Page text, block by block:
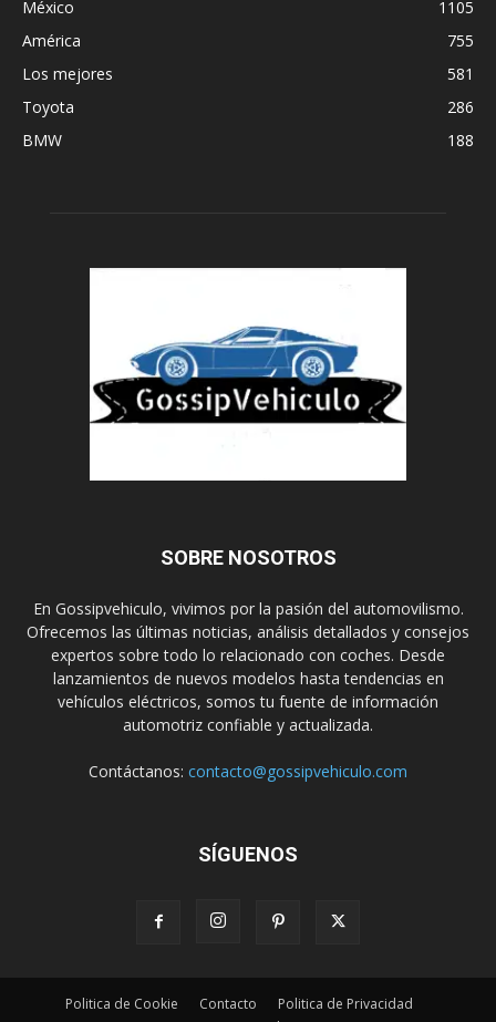
México
1105
América
755
Los mejores
581
Toyota
286
BMW
188
SOBRE NOSOTROS
En Gossipvehiculo, vivimos por la pasión del automovilismo.
Ofrecemos las últimas noticias, análisis detallados y consejos
expertos sobre todo lo relacionado con coches. Desde
lanzamientos de nuevos modelos hasta tendencias en
vehículos eléctricos, somos tu fuente de información
automotriz confiable y actualizada.
Contáctanos: contacto@gossipvehiculo.com
SÍGUENOS
Politica de Cookie Contacto
Politica de Privacidad